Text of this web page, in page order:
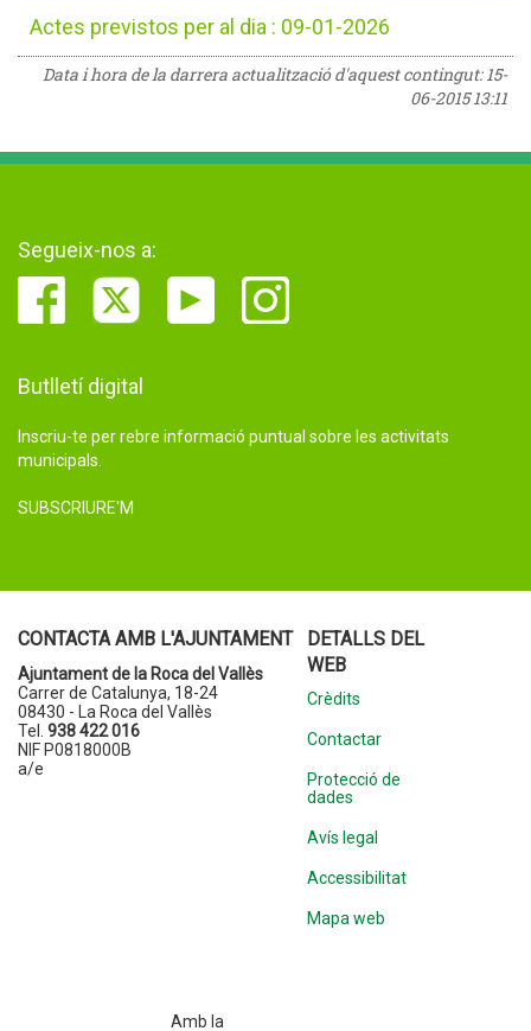
Actes previstos per al dia : 09-01-2026
Data i hora de la darrera actualització d'aquest contingut:15-
06-2015 13:11
Segueix-nos a:
Butlletí digital
Inscriu-te per rebre informació puntual sobre les activitats
municipals.
SUBSCRIURE'M
CONTACTA AMB L'AJUNTAMENT
Ajuntament de la Roca del Vallès
Carrer de Catalunya, 18-24
08430 - La Roca del Vallès
Tel. 938 422 016
NIF P0818000B
a/e
DETALLS DEL
WEB
Crèdits
Contactar
Protecció de
dades
Avís legal
Accessibilitat
Mapa web
Amb la